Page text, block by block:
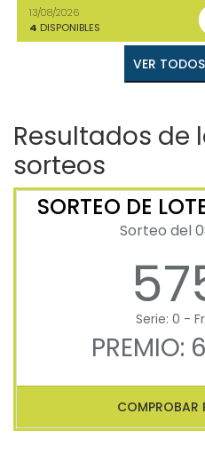
13/08/2026
4 DISPONIBLES
Resultados de
sorteos
SORTEO DE
Sorteo del
Serie: 0 -
COMPROBAR